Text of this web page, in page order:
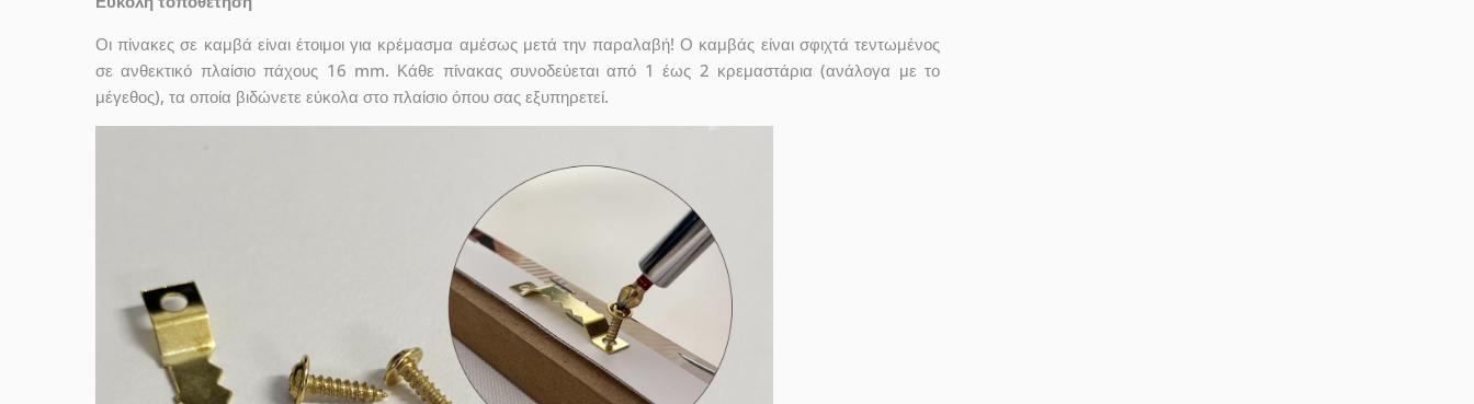
Οι πίνακες σε καμβά είναι έτοιμοι για κρέμασμα αμέσως μετά την παραλαβή! Ο καμβάς είναι σφιχτά τεντωμένος
σε ανθεκτικό πλαίσιο πάχους 16 mm. Κάθε πίνακας συνοδεύεται από 1 έως 2 κρεμαστάρια (ανάλογα με το
μέγεθος), τα οποία βιδώνετε εύκολα στο πλαίσιο όπου σας εξυπηρετεί.